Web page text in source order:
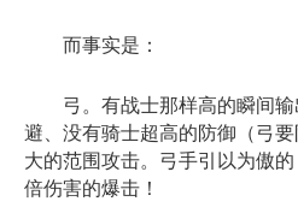
而事实是：
弓。有战士那样高的瞬间输
避、没有骑士超高的防御（弓
大的范围攻击。弓手引以为傲
倍伤害的爆击！